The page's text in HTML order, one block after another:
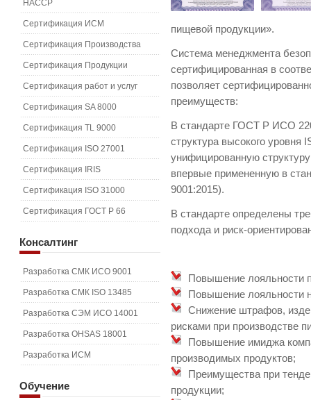
пищевой продукции».
Система менеджмента
сертифицированная в
позволяет
преимуществ:
В стандарте ГОСТ Р ИСО
структура высокого
унифицированную
впервые примененную в
9001:2015).
В стандарте определены
подхода и риск-
Повышение лояльности
Повышение лояльности
Снижение штрафов,
рисками при производстве
Повышение имиджа
производимых продуктов;
Преимущества при
продукции;
HACCP
Сертификация ИСМ
Сертификация Производства
Сертификация Продукции
Сертификация работ и услуг
Сертификация SA 8000
Сертификация TL 9000
Сертификация ISO 27001
Сертификация IRIS
Сертификация ISO 31000
Сертификация ГОСТ Р 66
Консалтинг
Разработка СМК ИСО 9001
Разработка СМК ISO 13485
Разработка СЭМ ИСО 14001
Разработка OHSAS 18001
Разработка ИСМ
Обучение